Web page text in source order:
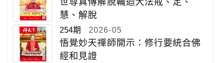
慧、解脫
254期 2026-05
悟覺妙天禪師開示：修行要統合佛
經和見證